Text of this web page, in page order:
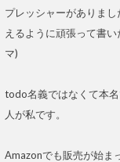
プレッシャーがありま
えるように頑張って書
マ)
todo名義ではなくて本
人が私です。
Amazonでも販売が始ま